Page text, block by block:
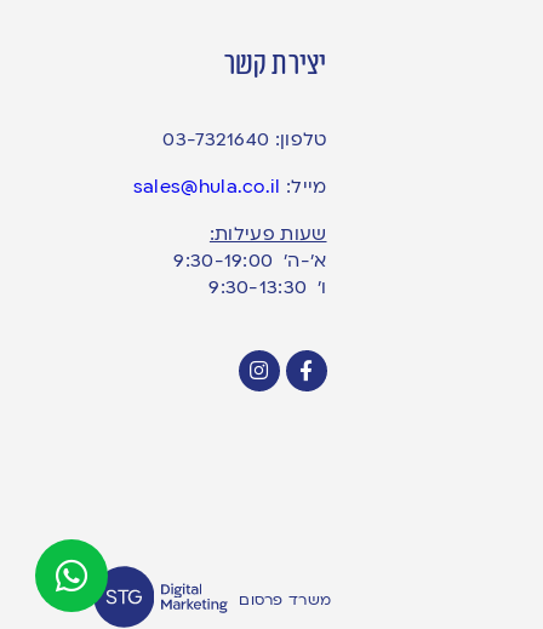
יצירת קשר
טלפון: 03-7321640
מייל: sales@hula.co.il
שעות פעילות:
א’-ה’ 9:30-19:00
ו׳ 9:30-13:30
משרד פרסום